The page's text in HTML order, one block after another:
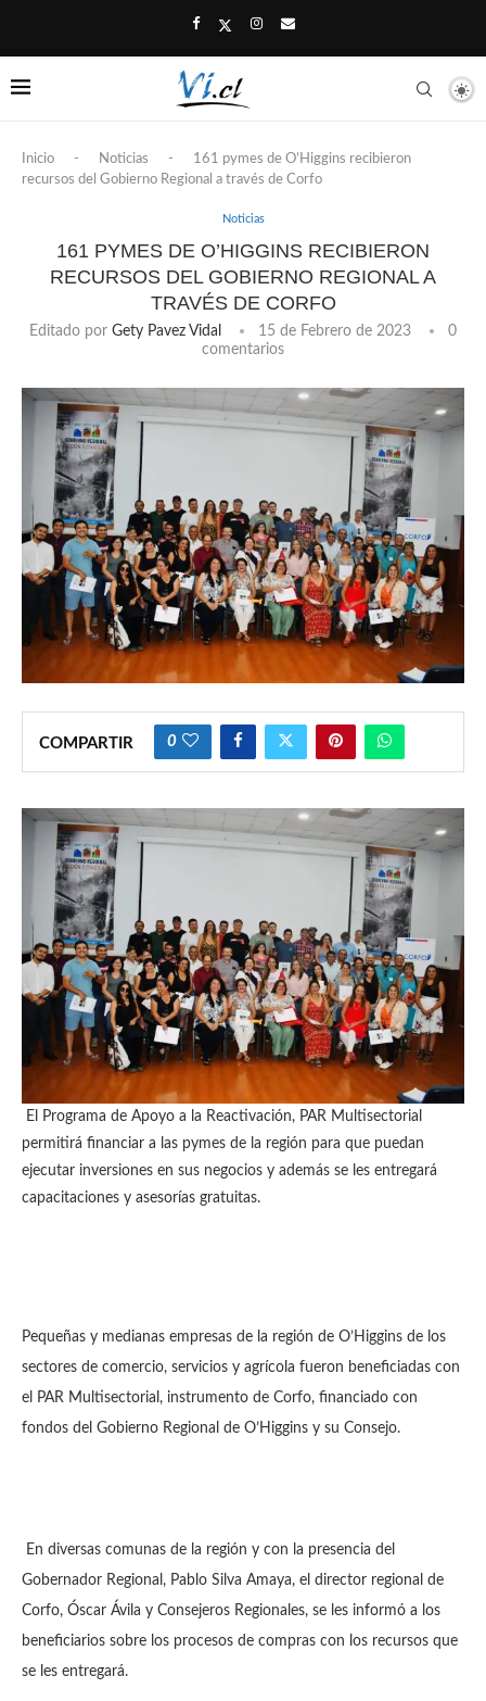
Inicio - Noticias -
161 pymes de O’Higgins recibieron
recursos del Gobierno Regional a través de Corfo
Noticias
161 PYMES DE O’HIGGINS RECIBIERON
RECURSOS DEL GOBIERNO REGIONAL A
TRAVÉS DE CORFO
Editado por Gety Pavez Vidal 15 de Febrero de 2023
0
comentarios
COMPARTIR 0
El Programa de Apoyo a la Reactivación, PAR Multisectorial
permitirá financiar a las pymes de la región para que puedan
ejecutar inversiones en sus negocios y además se les entregará
capacitaciones y asesorías gratuitas.
Pequeñas y medianas empresas de la región de O’Higgins de los
sectores de comercio, servicios y agrícola fueron beneficiadas con
el PAR Multisectorial, instrumento de Corfo, financiado con
fondos del Gobierno Regional de O’Higgins y su Consejo.
En diversas comunas de la región y con la presencia del
Gobernador Regional, Pablo Silva Amaya, el director regional de
Corfo, Óscar Ávila y Consejeros Regionales, se les informó a los
beneficiarios sobre los procesos de compras con los recursos que
se les entregará.